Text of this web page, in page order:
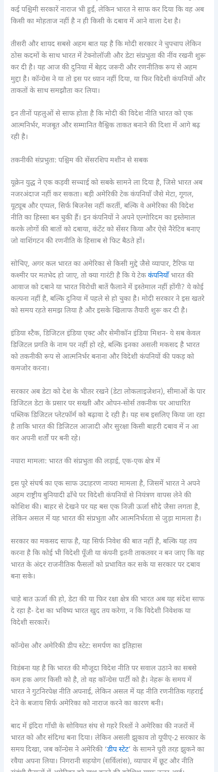
कई पश्चिमी सरकारें नाराज भी हुईं, लेकिन भारत ने साफ कर दिया कि वह अब
किसी का मोहताज नहीं है न ही किसी के दबाव में आने वाला देश है।
तीसरी और शायद सबसे अहम बात यह है कि मोदी सरकार ने चुपचाप लेकिन
ठोस कदमों के साथ भारत में टेक्नोलॉजी और डेटा संप्रभुता की नींव रखनी शुरू
कर दी है। यह आज की दुनिया में बेहद जरूरी और रणनीतिक रूप से अहम
मुद्दा है। कॉन्ग्रेस ने या तो इस पर ध्यान नहीं दिया, या फिर विदेशी कंपनियों और
ताकतों के साथ समझौता कर लिया।
इन तीनों पहलुओं से साफ होता है कि मोदी की विदेश नीति भारत को एक
आत्मनिर्भर, मजबूत और सम्मानित वैश्विक ताकत बनाने की दिशा में आगे बढ़
रही है।
तकनीकी संप्रभुता: पश्चिम की सेंसरशिप मशीन से सबक
यूक्रेन युद्ध ने एक कड़वी सच्चाई को सबके सामने ला दिया है, जिसे भारत अब
नजरअंदाज नहीं कर सकता। बड़ी अमेरिकी टेक कंपनियाँ जैसे मेटा, गूगल,
यूट्यूब और एप्पल, सिर्फ बिजनेस नहीं करतीं, बल्कि वे अमेरिका की विदेश
नीति का हिस्सा बन चुकी हैं। इन कंपनियों ने अपने एल्गोरिदम का इस्तेमाल
करके लोगों की बातों को दबाया, कंटेंट को सेंसर किया और ऐसे नैरेटिव बनाए
जो वाशिंगटन की रणनीति के हिसाब से फिट बैठते हों।
सोचिए, अगर कल भारत का अमेरिका से किसी मुद्दे जैसे व्यापार, टैरिफ या
कश्मीर पर मतभेद हो जाए, तो क्या गारंटी है कि ये टेककंपनियाँ भारत की
आवाज को दबाने या भारत विरोधी बातें फैलाने में इस्तेमाल नहीं होंगी? ये कोई
कल्पना नहीं है, बल्कि दुनिया में पहले से हो चुका है। मोदी सरकार ने इस खतरे
को समय रहते समझ लिया है और इसके खिलाफ तैयारी शुरू कर दी है।
इंडिया स्टैक, डिजिटल इंडिया एक्ट और सेमीकॉन इंडिया मिशन- ये सब केवल
डिजिटल प्रगति के नाम पर नहीं हो रहे, बल्कि इनका असली मकसद है भारत
को तकनीकी रूप से आत्मनिर्भर बनाना और विदेशी कंपनियों की पकड़ को
कमजोर करना।
सरकार अब डेटा को देश के भीतर रखने (डेटा लोकलाइजेशन), सीमाओं के पार
डिजिटल डेटा के प्रसार पर सख्ती और ओपन-सोर्स तकनीक पर आधारित
पब्लिक डिजिटल प्लेटफॉर्म को बढ़ावा दे रही है। यह सब इसलिए किया जा रहा
है ताकि भारत की डिजिटल आजादी और सुरक्षा किसी बाहरी दबाव में न आ
कर अपनी शर्तों पर बनी रहे।
नयारा मामला: भारत की संप्रभुता की लड़ाई, एक-एक क्षेत्र में
इस पूरे संघर्ष का एक साफ उदाहरण नायरा मामला है, जिसमें भारत ने अपने
अहम राष्ट्रीय बुनियादी ढाँचे पर विदेशी कंपनियों से नियंत्रण वापस लेने की
कोशिश की। बाहर से देखने पर यह बस एक निजी ऊर्जा सौदे जैसा लगता है,
लेकिन असल में यह भारत की संप्रभुता और आत्मनिर्भरता से जुड़ा मामला है।
सरकार का मकसद साफ है, यह सिर्फ निवेश की बात नहीं है, बल्कि यह तय
करना है कि कोई भी विदेशी पूँजी या कंपनी इतनी ताकतवर न बन जाए कि वह
भारत के अंदर राजनीतिक फैसलों को प्रभावित कर सके या सरकार पर दबाव
बना सके।
चाहे बात ऊर्जा की हो, डेटा की या फिर रक्षा क्षेत्र की भारत अब यह संदेश साफ
दे रहा है- देश का भविष्य भारत खुद तय करेगा, न कि विदेशी निवेशक या
विदेशी सरकारें।
कॉन्ग्रेस और अमेरिकी डीप स्टेट: समर्पण का इतिहास
विडंबना यह है कि भारत की मौजूदा विदेश नीति पर सवाल उठाने का सबसे
कम हक अगर किसी को है, तो वह कॉन्ग्रेस पार्टी को है। नेहरू के समय में
भारत ने गुटनिरपेक्ष नीति अपनाई, लेकिन असल में यह नीति रणनीतिक गहराई
देने के बजाय सिर्फ अमेरिका को नाराज करने का कारण बनी।
बाद में इंदिरा गाँधी के सोवियत संघ से गहरे रिश्तों ने अमेरिका की नजरों में
भारत को और संदिग्ध बना दिया। लेकिन असली झुकाव तो यूपीए-2 सरकार के
समय दिखा, जब कॉन्ग्रेस ने अमेरिकी ‘डीप स्टेट’ के सामने पूरी तरह झुकने का
रवैया अपना लिया। निगरानी सहयोग (सर्विलांस), व्यापार में छूट और नीति